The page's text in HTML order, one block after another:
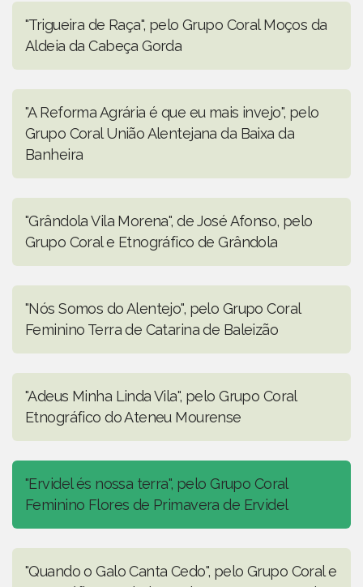
"Trigueira de Raça", pelo Grupo Coral Moços da
Aldeia da Cabeça Gorda
"A Reforma Agrária é que eu mais invejo", pelo
Grupo Coral União Alentejana da Baixa da
Banheira
"Grândola Vila Morena", de José Afonso, pelo
Grupo Coral e Etnográfico de Grândola
"Nós Somos do Alentejo", pelo Grupo Coral
Feminino Terra de Catarina de Baleizão
"Adeus Minha Linda Vila", pelo Grupo Coral
Etnográfico do Ateneu Mourense
"Ervidel és nossa terra", pelo Grupo Coral
Feminino Flores de Primavera de Ervidel
"Quando o Galo Canta Cedo", pelo Grupo Coral e